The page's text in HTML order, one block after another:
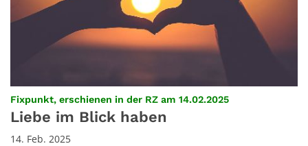
Fixpunkt, erschienen in der RZ am 14.02.2025:
Liebe im Blick haben
14. Feb. 2025